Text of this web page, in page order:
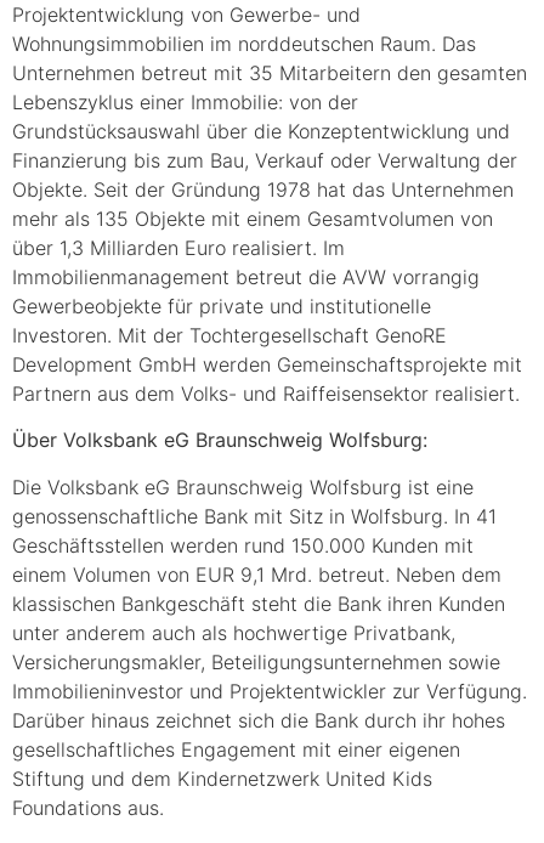
Projektentwicklung von Gewerbe- und
Wohnungsimmobilien im norddeutschen Raum. Das
Unternehmen betreut mit 35 Mitarbeitern den gesamten
Lebenszyklus einer Immobilie: von der
Grundstücksauswahl über die Konzeptentwicklung und
Finanzierung bis zum Bau, Verkauf oder Verwaltung der
Objekte. Seit der Gründung 1978 hat das Unternehmen
mehr als 135 Objekte mit einem Gesamtvolumen von
über 1,3 Milliarden Euro realisiert. Im
Immobilienmanagement betreut die AVW vorrangig
Gewerbeobjekte für private und institutionelle
Investoren. Mit der Tochtergesellschaft GenoRE
Development GmbH werden Gemeinschaftsprojekte mit
Partnern aus dem Volks- und Raiffeisensektor realisiert.
Über Volksbank eG Braunschweig Wolfsburg:
Die Volksbank eG Braunschweig Wolfsburg ist eine
genossenschaftliche Bank mit Sitz in Wolfsburg. In 41
Geschäftsstellen werden rund 150.000 Kunden mit
einem Volumen von EUR 9,1 Mrd. betreut. Neben dem
klassischen Bankgeschäft steht die Bank ihren Kunden
unter anderem auch als hochwertige Privatbank,
Versicherungsmakler, Beteiligungsunternehmen sowie
Immobilieninvestor und Projektentwickler zur Verfügung.
Darüber hinaus zeichnet sich die Bank durch ihr hohes
gesellschaftliches Engagement mit einer eigenen
Stiftung und dem Kindernetzwerk United Kids
Foundations aus.